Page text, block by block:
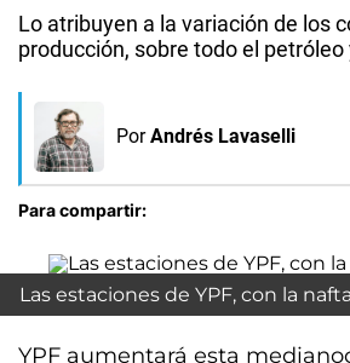
Lo atribuyen a la variación de los
producción, sobre todo el petróleo
Por Andrés Lavaselli
Para compartir:
Las estaciones de YPF, con la
YPF aumentará esta